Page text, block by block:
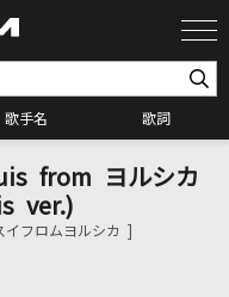
歌手名 歌詞
from ヨルシカ
ver.)
イフロムヨルシカ ]